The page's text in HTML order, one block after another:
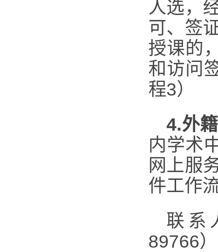
人选，
可、签
授课的
和访问
程3）
4.外
内学术
网上服
件工作
联系
89766